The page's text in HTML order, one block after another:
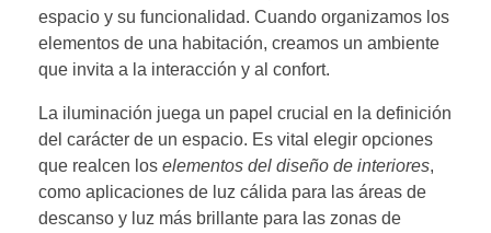
espacio y su funcionalidad. Cuando organizamos los
elementos de una habitación, creamos un ambiente
que invita a la interacción y al confort.
La iluminación juega un papel crucial en la definición
del carácter de un espacio. Es vital elegir opciones
que realcen los elementos del diseño de interiores,
como aplicaciones de luz cálida para las áreas de
descanso y luz más brillante para las zonas de